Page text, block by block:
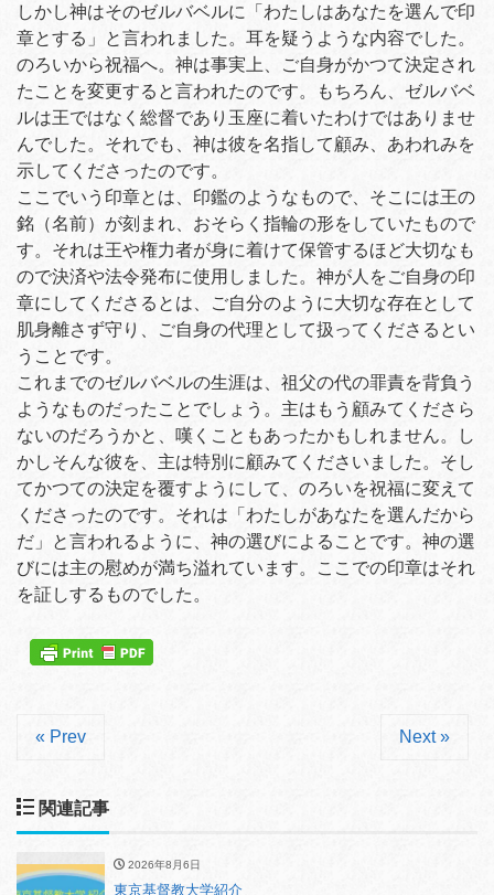
しかし神はそのゼルバベルに「わたしはあなたを選んで印
章とする」と言われました。耳を疑うような内容でした。
のろいから祝福へ。神は事実上、ご自身がかつて決定され
たことを変更すると言われたのです。もちろん、ゼルバベ
ルは王ではなく総督であり玉座に着いたわけではありませ
んでした。それでも、神は彼を名指して顧み、あわれみを
示してくださったのです。
ここでいう印章とは、印鑑のようなもので、そこには王の
銘（名前）が刻まれ、おそらく指輪の形をしていたもので
す。それは王や権力者が身に着けて保管するほど大切なも
ので決済や法令発布に使用しました。神が人をご自身の印
章にしてくださるとは、ご自分のように大切な存在として
肌身離さず守り、ご自身の代理として扱ってくださるとい
うことです。
これまでのゼルバベルの生涯は、祖父の代の罪責を背負う
ようなものだったことでしょう。主はもう顧みてくださら
ないのだろうかと、嘆くこともあったかもしれません。し
かしそんな彼を、主は特別に顧みてくださいました。そし
てかつての決定を覆すようにして、のろいを祝福に変えて
くださったのです。それは「わたしがあなたを選んだから
だ」と言われるように、神の選びによることです。神の選
びには主の慰めが満ち溢れています。ここでの印章はそれ
を証しするものでした。
« Prev Next »
関連記事
2026年8月6日
東京基督教大学紹介